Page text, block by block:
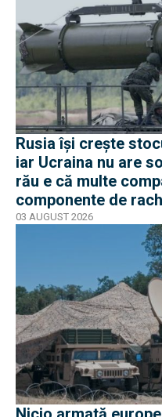
Rusia își crește
iar Ucraina nu are
rău e că multe
componente de
sancțiuni în Occident
03 AUGUST 2026